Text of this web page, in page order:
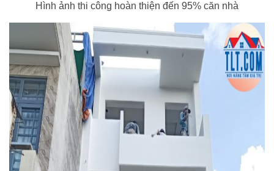
Hình ảnh thi công hoàn thiện đến 95% căn nhà